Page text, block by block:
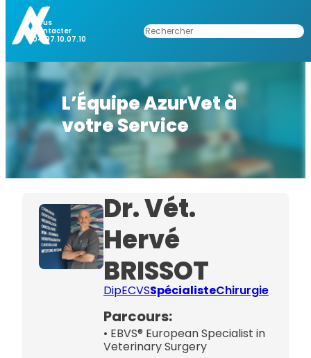
Nous
Contacter
04.97.10.07.10
Rechercher
L’Équipe AzurVet à
votre Service
Dr. Vét.
Hervé
BRISSOT
DipECVSSpécialisteChirurgie
Parcours:
• EBVS® European Specialist in
Veterinary Surgery